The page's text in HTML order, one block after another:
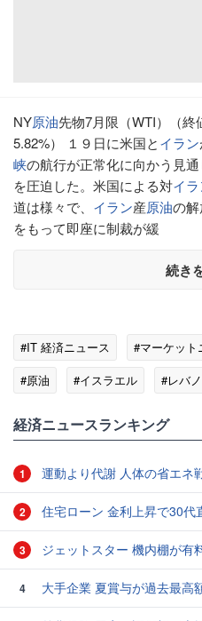
NY原油先物7月限（WTI）（終
5.82%） １９日に米国とイラン
峡の航行が正常化に向かう見
を圧迫した。米国による対イ
道は様々で、 イラン産原油の
をもって即座に制裁が緩
続き
#IT 経済ニュース #マーケット
#原油
#イスラエル #レバ
経済ニュースランキング
1 運動より代謝 人体の省エネ
2 住宅ローン 金利上昇で30代
3 ジェットスター 機内棚が有
4 大手企業 夏賞与が過去最高